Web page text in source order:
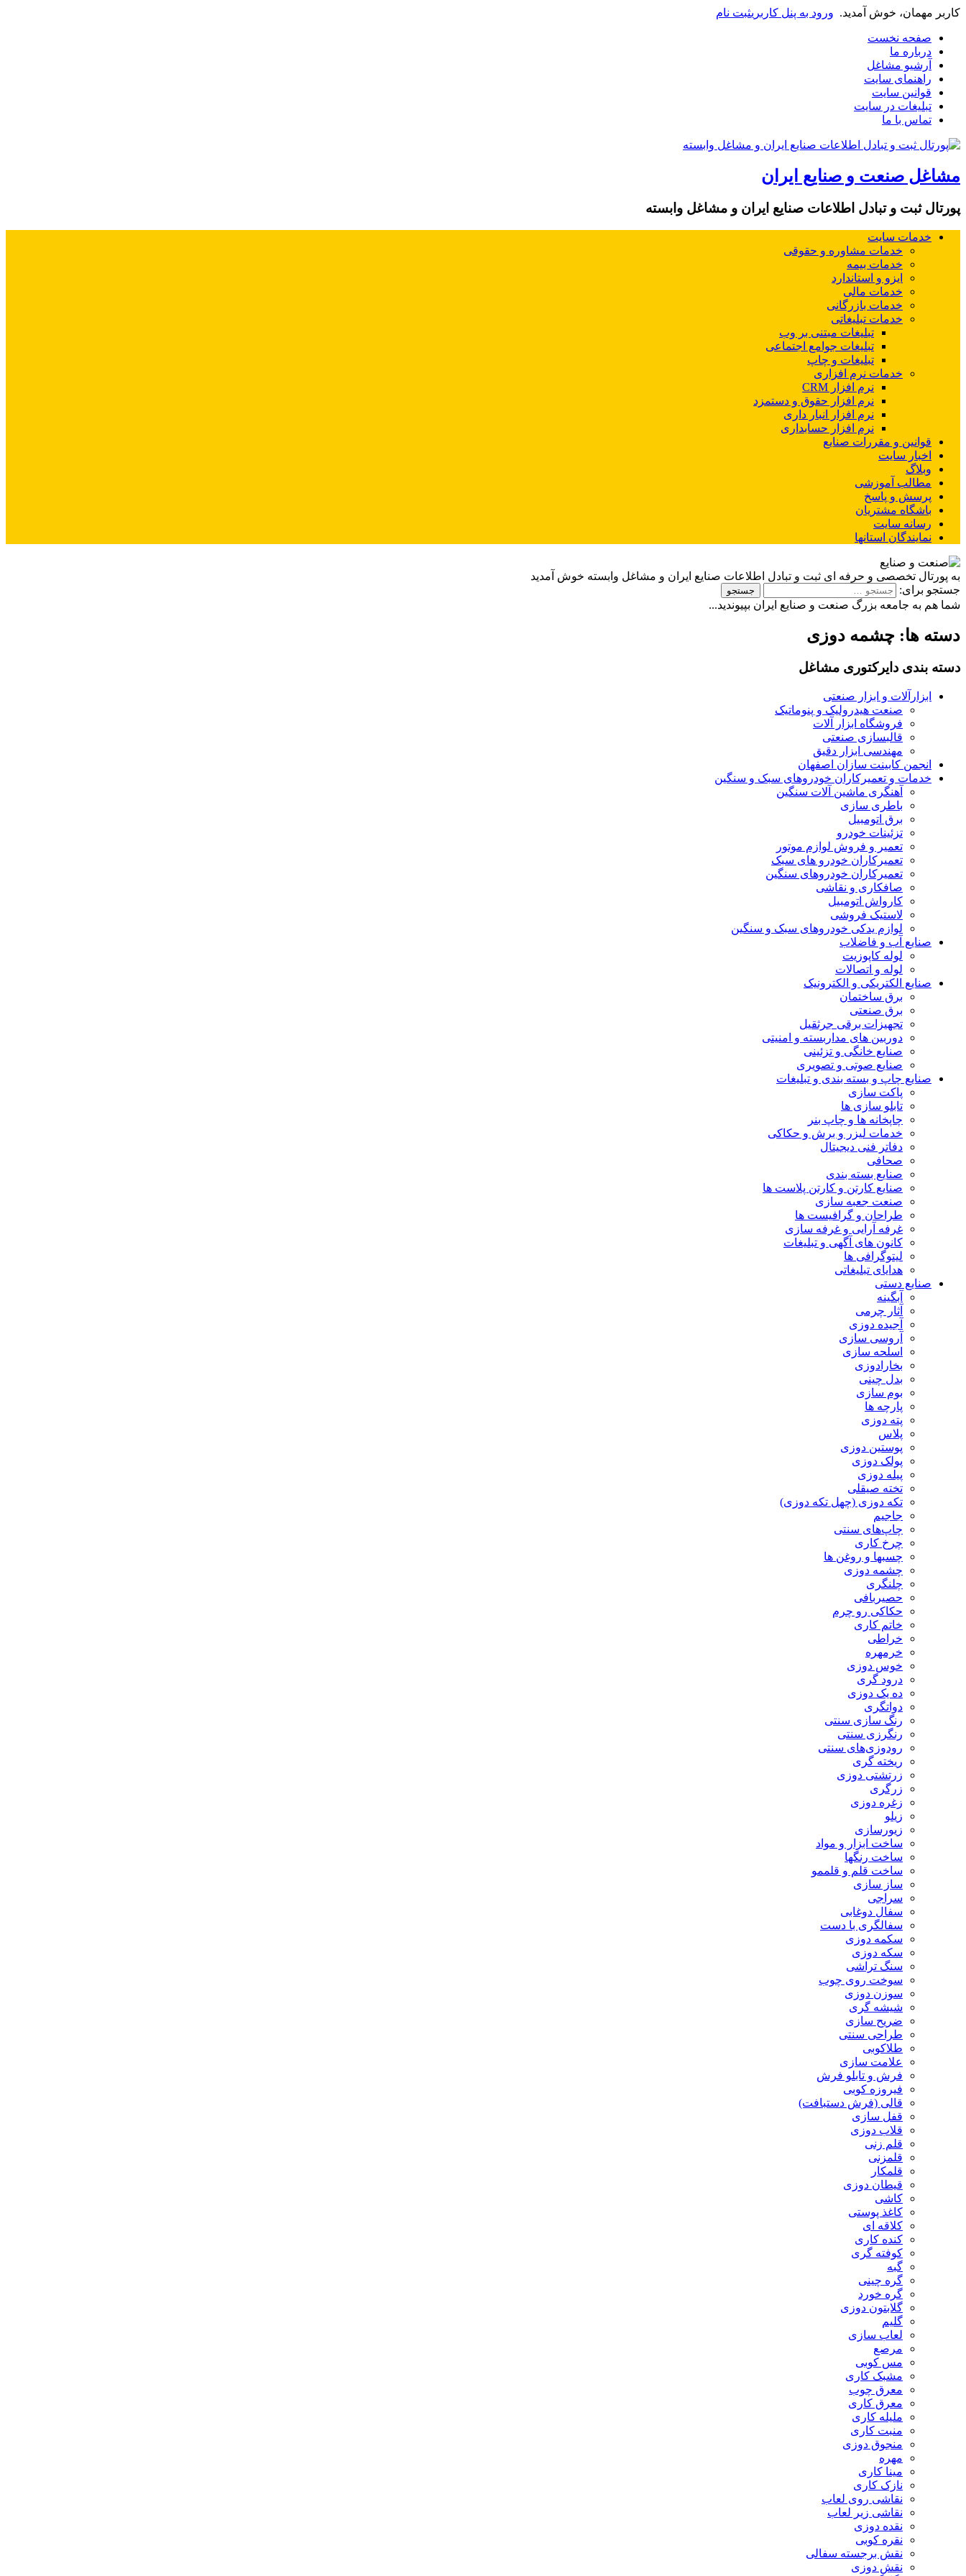
کاربر مهمان، خوش آمدید. ورود به پنل کاربریثبت نام
صفحه نخست
درباره ما
آرشیو مشاغل
راهنمای سایت
قوانین سایت
تبلیغات در سایت
تماس با ما
مشاغل صنعت و صنایع ایران
پورتال ثبت و تبادل اطلاعات صنایع ایران و مشاغل وابسته
خدمات سایت
خدمات مشاوره و حقوقی
خدمات بیمه
ایزو و استاندارد
خدمات مالی
خدمات بازرگانی
خدمات تبلیغاتی
تبلیغات مبتنی بر وب
تبلیغات جوامع اجتماعی
تبلیغات و چاپ
خدمات نرم افزاری
نرم افزار CRM
نرم افزار حقوق و دستمزد
نرم افزار انبار داری
نرم افزار حسابداری
قوانین و مقررات صنایع
اخبار سایت
وبلاگ
مطالب آموزشی
پرسش و پاسخ
باشگاه مشتریان
رسانه سایت
نمایندگان استانها
به پورتال تخصصی و حرفه ای ثبت و تبادل اطلاعات صنایع ایران و مشاغل وابسته خوش آمدید
جستجو برای:
شما هم به جامعه بزرگ صنعت و صنایع ایران بپیوندید...
دسته ها: چشمه دوزی
دسته بندی دایرکتوری مشاغل
ابزارآلات و ابزار صنعتی
صنعت هیدرولیک و پنوماتیک
فروشگاه ابزار آلات
قالبسازی صنعتی
مهندسی ابزار دقیق
انجمن کابینت سازان اصفهان
خدمات و تعمیرکاران خودروهای سبک و سنگین
آهنگری ماشین آلات سنگین
باطری سازی
برق اتومبیل
تزئینات خودرو
تعمیر و فروش لوازم موتور
تعمیرکاران خودرو های سبک
تعمیرکاران خودروهای سنگین
صافکاری و نقاشی
کارواش اتومبیل
لاستیک فروشی
لوازم یدکی خودروهای سبک و سنگین
صنایع آب و فاضلاب
لوله کاپوزیت
لوله و اتصالات
صنایع الکتریکی و الکترونیک
برق ساختمان
برق صنعتی
تجهیزات برقی جرثقیل
دوربین های مداربسته و امنیتی
صنایع خانگی و تزئینی
صنایع صوتی و تصویری
صنایع چاپ و بسته بندی و تبلیغات
پاکت سازی
تابلو سازی ها
چاپخانه ها و چاپ بنر
خدمات لیزر و برش و حکاکی
دفاتر فنی دیجیتال
صحافی
صنایع بسته بندی
صنایع کارتن و کارتن پلاست ها
صنعت جعبه سازی
طراحان و گرافیست ها
غرفه آرایی و غرفه سازی
کانون های آگهی و تبلیغات
لیتوگرافی ها
هدایای تبلیغاتی
صنایع دستی
آبگینه
آثار چرمی
آجیده دوزی
آروسی سازی
اسلحه سازی
بخارادوزی
بدل چینی
بوم سازی
پارچه ها
پته دوزی
پلاس
پوستین دوزی
پولک دوزی
پیله دوزی
تخته صیقلی
تکه دوزی (چهل تکه دوزی)
جاجیم
چاپ‌های سنتی
چرخ کاری
چسبها و روغن ها
چشمه دوزی
چلنگری
حصیربافی
حکاکی رو چرم
خاتم کاری
خراطی
خرمهره
خوس دوزی
درود گری
ده یک دوزی
دواتگری
رنگ سازی سنتی
رنگرزی سنتی
رودوزی‌های سنتی
ریخته گری
زرتشتی دوزی
زرگری
زغره دوزی
زیلو
زیورسازی
ساخت ابزار و مواد
ساخت رنگها
ساخت قلم و قلممو
ساز سازی
سراجی
سفال دوغابی
سفالگری با دست
سکمه دوزی
سکه دوزی
سنگ تراشی
سوخت روی چوب
سوزن دوزی
شیشه گری
ضریح سازی
طراحی سنتی
طلاکوبی
علامت سازی
فرش و تابلو فرش
فیروزه کوبی
قالی (فرش دستبافت)
قفل سازی
قلاب دوزی
قلم زنی
قلمزنی
قلمکار
قیطان دوزی
کاشی
کاغذ پوستی
کلاقه ای
کنده کاری
کوفته گری
گبه
گره چینی
گره خورد
گلابتون دوزی
گلیم
لعاب سازی
مرصع
مس کوبی
مشبک کاری
معرق چوب
معرق کاری
مليله کاری
منبت کاری
منجوق دوزی
مهره
مینا کاری
نازک کاری
نقاشی روی لعاب
نقاشی زیر لعاب
نقده دوزی
نقره کوبی
نقش برجسته سفالی
نقش دوزی